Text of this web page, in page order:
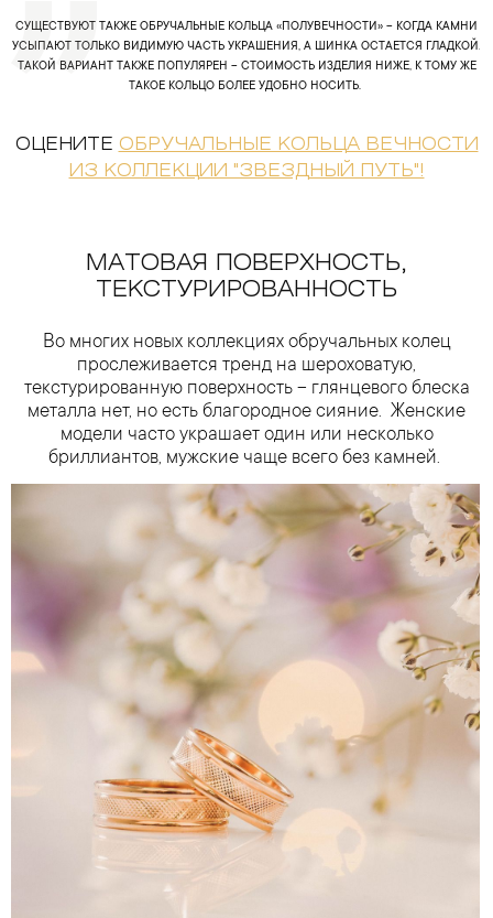
СУЩЕСТВУЮТ ТАКЖЕ ОБРУЧАЛЬНЫЕ КОЛЬЦА «ПОЛУВЕЧНОСТИ» – КОГДА КАМНИ
УСЫПАЮТ ТОЛЬКО ВИДИМУЮ ЧАСТЬ УКРАШЕНИЯ, А ШИНКА ОСТАЕТСЯ ГЛАДКОЙ.
ТАКОЙ ВАРИАНТ ТАКЖЕ ПОПУЛЯРЕН – СТОИМОСТЬ ИЗДЕЛИЯ НИЖЕ, К ТОМУ ЖЕ
ТАКОЕ КОЛЬЦО БОЛЕЕ УДОБНО НОСИТЬ.
ОЦЕНИТЕ ОБРУЧАЛЬНЫЕ КОЛЬЦА ВЕЧНОСТИ
ИЗ КОЛЛЕКЦИИ "ЗВЕЗДНЫЙ ПУТЬ"!
МАТОВАЯ ПОВЕРХНОСТЬ,
ТЕКСТУРИРОВАННОСТЬ
Во многих новых коллекциях обручальных колец
прослеживается тренд на шероховатую,
текстурированную поверхность – глянцевого блеска
металла нет, но есть благородное сияние. Женские
модели часто украшает один или несколько
бриллиантов, мужские чаще всего без камней.